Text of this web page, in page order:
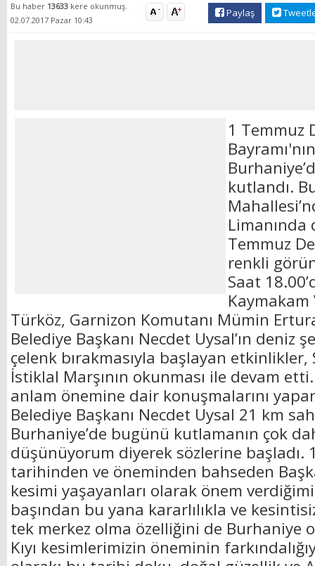
Bu haber 13633 kere okunmuş.
02.07.2017 Pazar 10:43
Paylaş
1 Temmuz
kutlandı.
Limanında
Temmuz
renkli
Saat
Türköz, Garnizon Komutanı Mümin
Belediye Başkanı Necdet Uysal’ın deniz
çelenk bırakmasıyla başlayan etkinlikler,
İstiklal Marşının okunması ile devam
anlam önemine dair konuşmalarını
Belediye Başkanı Necdet Uysal 21 km
Burhaniye’de bugünü kutlamanın çok
düşünüyorum diyerek sözlerine başladı.
tarihinden ve öneminden bahseden
kesimi yaşayanları olarak önem
başından bu yana kararlılıkla ve
tek merkez olma özelliğini de Burhaniye
Kıyı kesimlerimizin öneminin